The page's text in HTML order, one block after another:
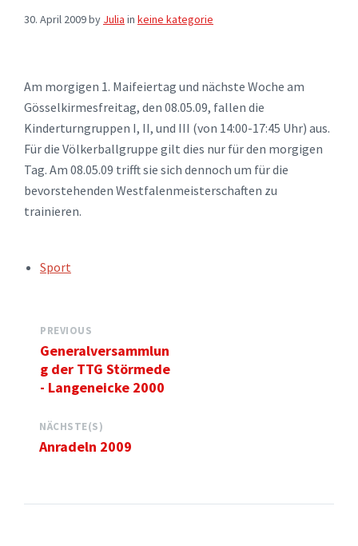
30. April 2009by Julia in keine kategorie
Am morgigen 1. Maifeiertag und nächste Woche am
Gösselkirmesfreitag, den 08.05.09, fallen die
Kinderturngruppen I, II, und III (von 14:00-17:45 Uhr) aus.
Für die Völkerballgruppe gilt dies nur für den morgigen
Tag. Am 08.05.09 trifft sie sich dennoch um für die
bevorstehenden Westfalenmeisterschaften zu
trainieren.
TAGS:Sport
PREVIOUS
Generalversammlun
g der TTG Störmede
- Langeneicke 2000
NÄCHSTE(S)
Anradeln 2009